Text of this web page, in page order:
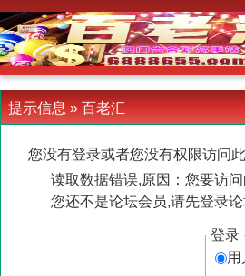
提示信息 » 百老汇
您没有登录或者您没有权限访问
读取数据错误,原因：您要访
您还不是论坛会员,请先登录
登录